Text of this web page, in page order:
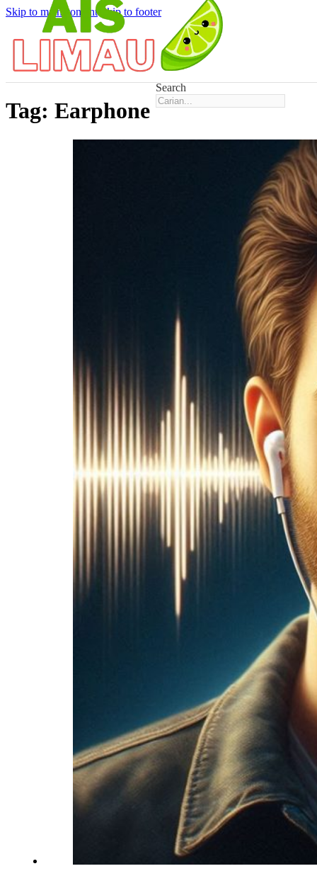
Skip to main content Skip to footer
Search
Tag: Earphone